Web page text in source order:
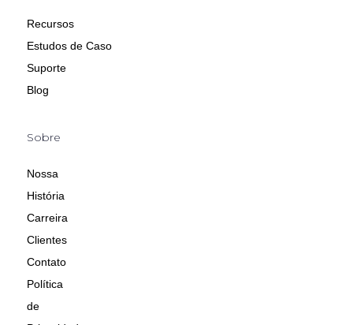
Recursos
Estudos de Caso
Suporte
Blog
Sobre
Nossa
História
Carreira
Clientes
Contato
Política
de